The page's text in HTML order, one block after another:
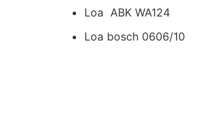
Loa ABK WA124
Loa bosch 0606/10